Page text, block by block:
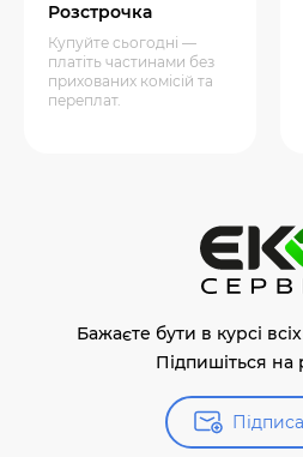
Розстрочка
Купуйте сьогодні —
платіть частинами без
прихованих комісій та
переплат.
Бажаєте бути в курсі
Підпишіться на